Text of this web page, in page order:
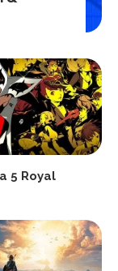
5 Royal